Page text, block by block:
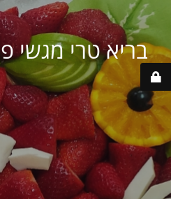
בריא טרי מגשי